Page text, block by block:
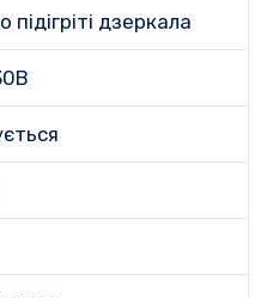
дзеркала